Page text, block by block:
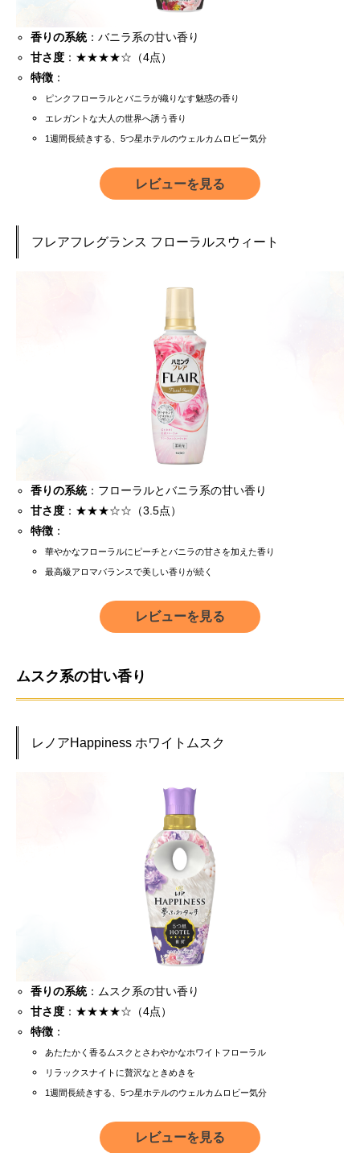
香りの系統：バニラ系の甘い香り
甘さ度 ：★★★★☆（4点）
特徴 ：
ピンクフローラルとバニラが織りなす魅惑の香り
エレガントな大人の世界へ誘う香り
1週間長続きする、5つ星ホテルのウェルカムロビー気分
レビューを見る
フレアフレグランス フローラルスウィート
香りの系統：フローラルとバニラ系の甘い香り
甘さ度 ：★★★☆☆（3.5点）
特徴 ：
華やかなフローラルにピーチとバニラの甘さを加えた香り
最高級アロマバランスで美しい香りが続く
レビューを見る
ムスク系の甘い香り
レノアHappiness ホワイトムスク
香りの系統：ムスク系の甘い香り
甘さ度 ：★★★★☆（4点）
特徴 ：
あたたかく香るムスクとさわやかなホワイトフローラル
リラックスナイトに贅沢なときめきを
1週間長続きする、5つ星ホテルのウェルカムロビー気分
レビューを見る